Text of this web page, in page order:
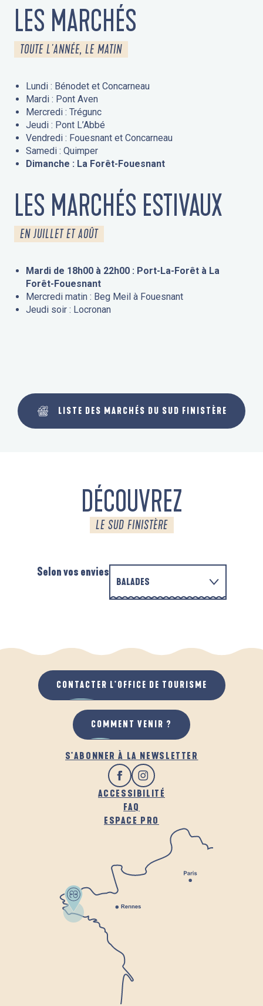
LES MARCHÉS
TOUTE L'ANNÉE, LE MATIN
Lundi : Bénodet et Concarneau
Mardi : Pont Aven
Mercredi : Trégunc
Jeudi : Pont L’Abbé
Vendredi : Fouesnant et Concarneau
Samedi : Quimper
Dimanche : La Forêt-Fouesnant
LES MARCHÉS ESTIVAUX
EN JUILLET ET AOÛT
Mardi de 18h00 à 22h00 : Port-La-Forêt à La
Forêt-Fouesnant
Mercredi matin : Beg Meil à Fouesnant
Jeudi soir : Locronan
LISTE DES MARCHÉS DU SUD FINISTÈRE
DÉCOUVREZ
LE SUD FINISTÈRE
Selon vos envies
BALADES
QUAND IL PLEUT
AU GRAND AIR
PARCOURS D'INTERPRÉTATION DE L'ANSE
S'ABONNER À LA NEWSLETTER
ACCESSIBILITÉ
FAQ
ESPACE PRO
CONTACTER L'OFFICE DE TOURISME
COMMENT VENIR ?